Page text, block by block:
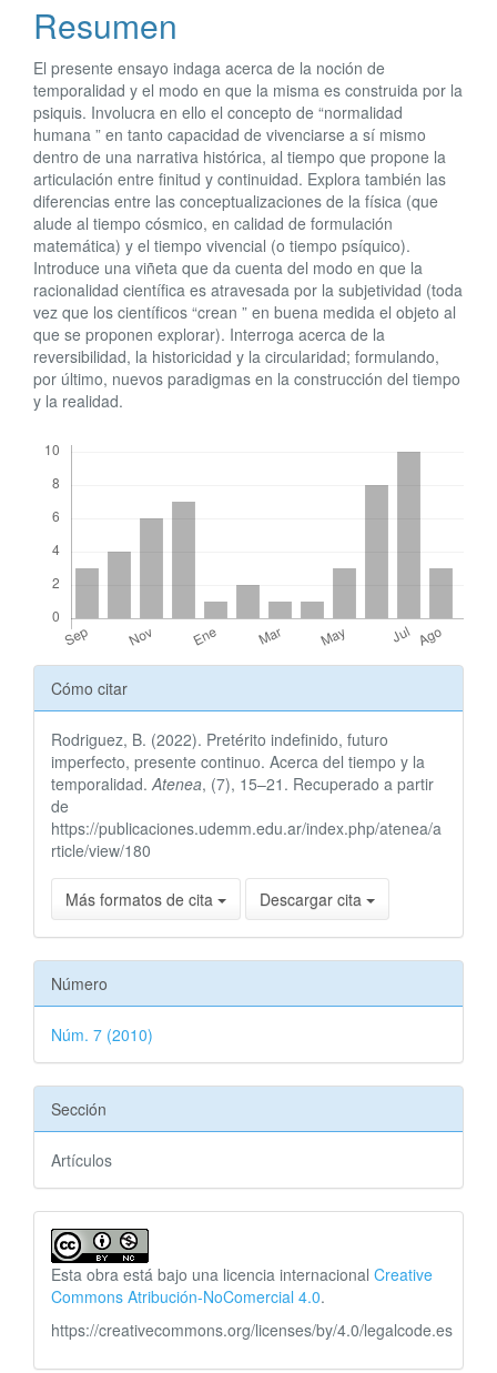
del
artículo
Resumen
El presente ensayo indaga acerca de la noción de
temporalidad y el modo en que la misma es construida por la
psiquis. Involucra en ello el concepto de “normalidad
humana ” en tanto capacidad de vivenciarse a sí mismo
dentro de una narrativa histórica, al tiempo que propone la
articulación entre finitud y continuidad. Explora también las
diferencias entre las conceptualizaciones de la física (que
alude al tiempo cósmico, en calidad de formulación
matemática) y el tiempo vivencial (o tiempo psíquico).
Introduce una viñeta que da cuenta del modo en que la
racionalidad científica es atravesada por la subjetividad (toda
vez que los científicos “crean ” en buena medida el objeto al
que se proponen explorar). Interroga acerca de la
reversibilidad, la historicidad y la circularidad; formulando,
por último, nuevos paradigmas en la construcción del tiempo
y la realidad.
Detalles
del
artículo
Cómo citar
Rodriguez, B. (2022). Pretérito indefinido, futuro
imperfecto, presente continuo. Acerca del tiempo y la
temporalidad.Atenea, (7), 15–21. Recuperado a partir
de
https://publicaciones.udemm.edu.ar/index.php/atenea/a
rticle/view/180
Más formatos de cita Descargar cita
Número
Núm. 7 (2010)
Sección
Artículos
Esta obra está bajo una licencia internacional Creative
Commons Atribución-NoComercial 4.0.
https://creativecommons.org/licenses/by/4.0/legalcode.es